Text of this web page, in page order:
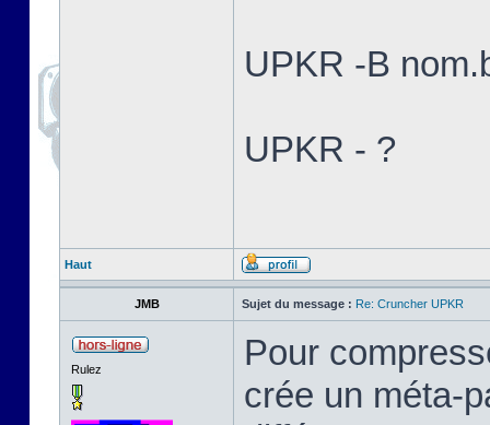
UPKR -B
UPKR - ?
Haut
JMB Sujet du message : Re: Cruncher UPKR
Rulez
Pour
crée un méta-